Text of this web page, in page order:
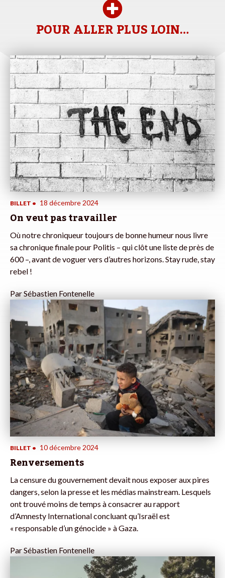
POUR ALLER PLUS LOIN…
BILLET • 18 décembre 2024
On veut pas travailler
Où notre chroniqueur toujours de bonne humeur nous livre
sa chronique finale pour Politis – qui clôt une liste de près de
600 –, avant de voguer vers d’autres horizons. Stay rude, stay
rebel !
ParSébastien Fontenelle
BILLET • 10 décembre 2024
Renversements
La censure du gouvernement devait nous exposer aux pires
dangers, selon la presse et les médias mainstream. Lesquels
ont trouvé moins de temps à consacrer au rapport
d’Amnesty International concluant qu’Israël est
« responsable d’un génocide » à Gaza.
ParSébastien Fontenelle